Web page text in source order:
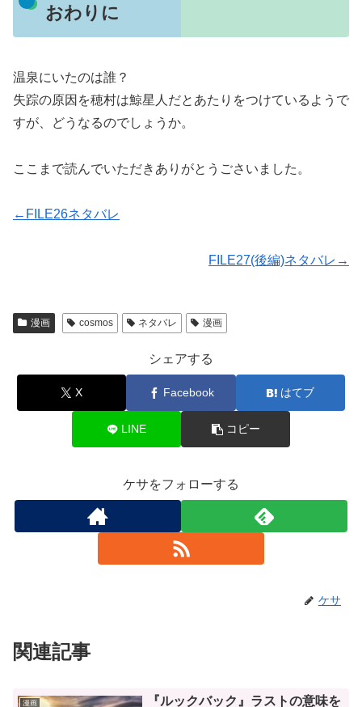
おわりに
温泉にいたのは誰？
失踪の原因を穂村は鯨星人だとあたりをつけているようで
すが、どうなるのでしょうか。
ここまで読んでいただきありがとうごさいました。
←FILE26ネタバレ
FILE27(後編)ネタバレ→
漫画 cosmos ネタバレ 漫画
シェアする
X Facebook はてブ
LINE コピー
ケサをフォローする
ケサ
関連記事
漫画
『ルックバック』ラストの意味を